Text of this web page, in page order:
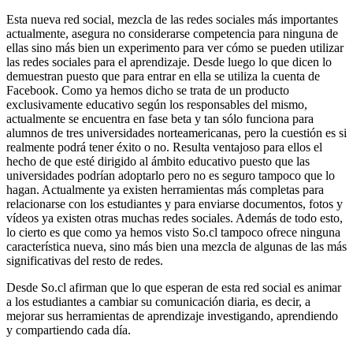
Esta nueva red social, mezcla de las redes sociales más importantes
actualmente, asegura no considerarse competencia para ninguna de
ellas sino más bien un experimento para ver cómo se pueden utilizar
las redes sociales para el aprendizaje. Desde luego lo que dicen lo
demuestran puesto que para entrar en ella se utiliza la cuenta de
Facebook. Como ya hemos dicho se trata de un producto
exclusivamente educativo según los responsables del mismo,
actualmente se encuentra en fase beta y tan sólo funciona para
alumnos de tres universidades norteamericanas, pero la cuestión es si
realmente podrá tener éxito o no. Resulta ventajoso para ellos el
hecho de que esté dirigido al ámbito educativo puesto que las
universidades podrían adoptarlo pero no es seguro tampoco que lo
hagan. Actualmente ya existen herramientas más completas para
relacionarse con los estudiantes y para enviarse documentos, fotos y
vídeos ya existen otras muchas redes sociales. Además de todo esto,
lo cierto es que como ya hemos visto So.cl tampoco ofrece ninguna
característica nueva, sino más bien una mezcla de algunas de las más
significativas del resto de redes.
Desde So.cl afirman que lo que esperan de esta red social es animar
a los estudiantes a cambiar su comunicación diaria, es decir, a
mejorar sus herramientas de aprendizaje investigando, aprendiendo
y compartiendo cada día.